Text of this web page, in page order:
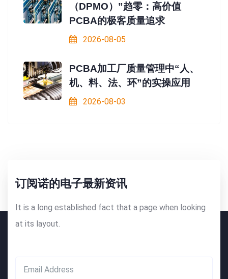
（DPMO）”趋零：高价值
PCBA的极客质量追求
2026-08-05
PCBA加工厂质量管理中“人、
机、料、法、环”的实操应用
2026-08-03
订阅诺的电子最新资讯
It is a long established fact that a page when looking
at its layout.